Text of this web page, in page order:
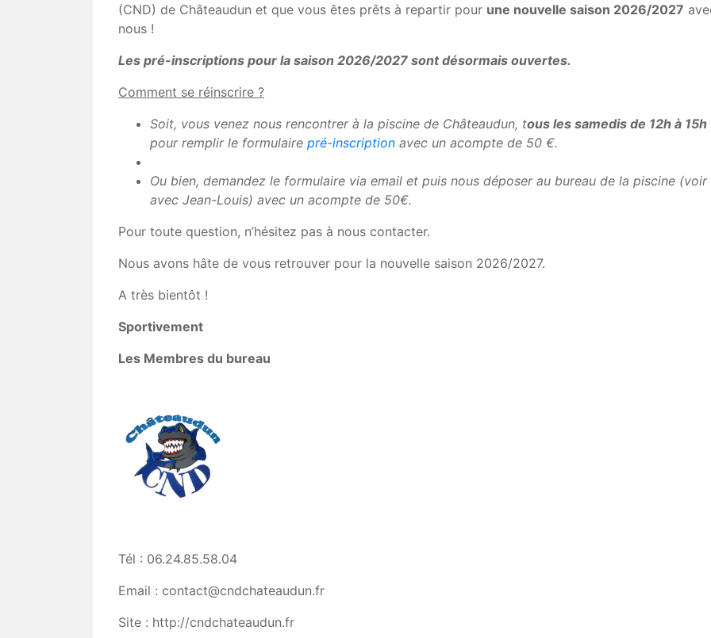
(CND) de Châteaudun et que vous êtes prêts à repartir pour une nouvelle saison 2026/2027
nous !
Les pré-inscriptions pour la saison 2026/2027 sont désormais ouvertes.
Comment se réinscrire ?
Soit, vous venez nous rencontrer à la piscine de Châteaudun, tous les samedis de 12h à 15h
pour remplir le formulaire pré-inscription avec un acompte de 50 €.
Ou bien, demandez le formulaire via email et puis nous déposer au bureau de la piscine (voir
avec Jean-Louis) avec un acompte de 50€.
Pour toute question, n’hésitez pas à nous contacter.
Nous avons hâte de vous retrouver pour la nouvelle saison 2026/2027.
A très bientôt !
Sportivement
Les Membres du bureau
Tél : 06.24.85.58.04
Email : contact@cndchateaudun.fr
Site : http://cndchateaudun.fr